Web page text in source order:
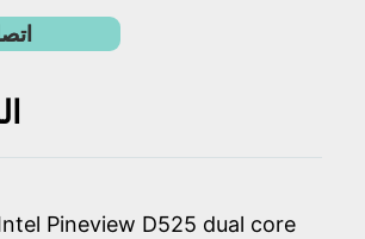
Pineview D525 dual core